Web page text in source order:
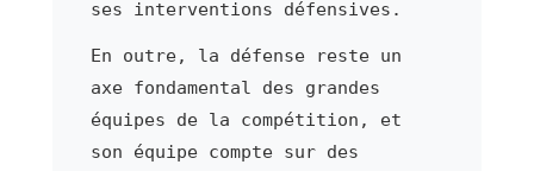
ses interventions défensives.
En outre, la défense reste un
axe fondamental des grandes
équipes de la compétition, et
son équipe compte sur des